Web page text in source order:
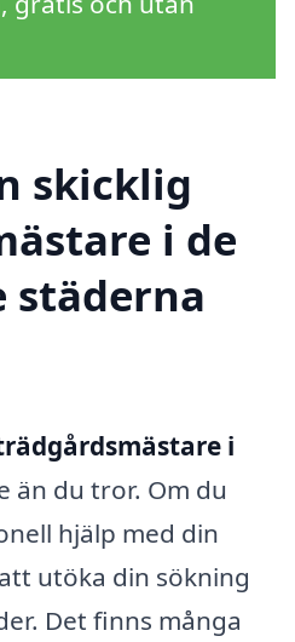
skicklig
i de
städerna
i
än du tror. Om du
hjälp med din
utöka din sökning
Det finns många